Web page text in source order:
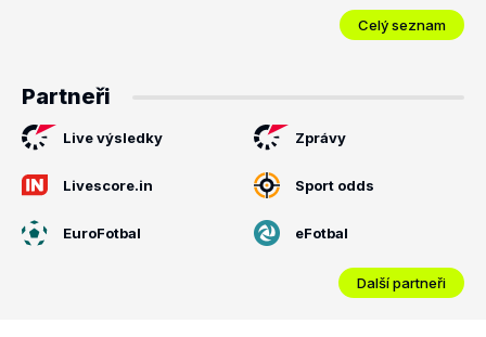
Celý seznam
Partneři
Live výsledky Zprávy
Livescore.in Sport odds
EuroFotbal eFotbal
Další partneři